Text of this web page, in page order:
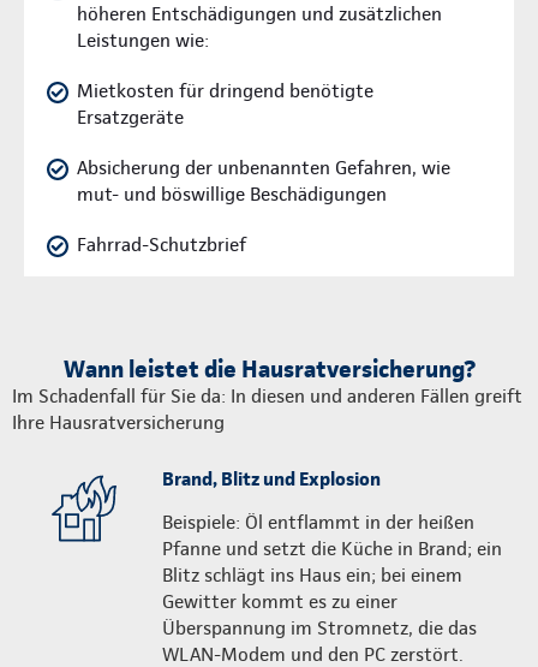
höheren Entschädigungen und zusätzlichen
Leistungen wie:
Mietkosten für dringend benötigte
Ersatzgeräte
Absicherung der unbenannten Gefahren, wie
mut- und böswillige Beschädigungen
Fahrrad-Schutzbrief
Wann leistet die Hausratversicherung?
Im Schadenfall für Sie da: In diesen und anderen Fällen greift
Ihre Hausratversicherung
Brand, Blitz und Explosion
Beispiele: Öl entflammt in der heißen
Pfanne und setzt die Küche in Brand; ein
Blitz schlägt ins Haus ein; bei einem
Gewitter kommt es zu einer
Überspannung im Stromnetz, die das
WLAN-Modem und den PC zerstört.